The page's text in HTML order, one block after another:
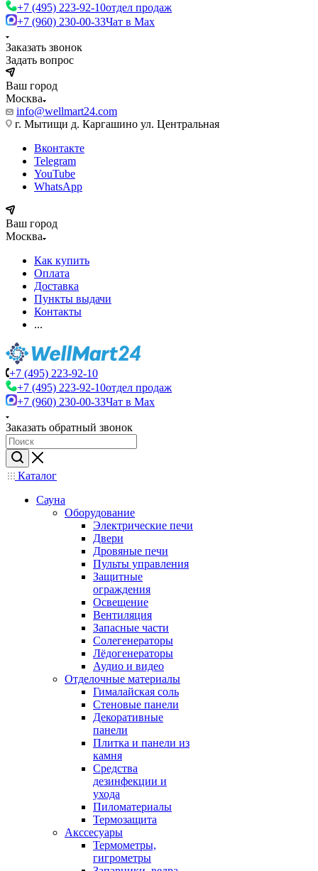
+7 (495) 223-92-10отдел продаж
+7 (960) 230-00-33Чат в Max
Заказать звонок
Задать вопрос
Ваш город
Москва
info@wellmart24.com
г. Мытищи д. Каргашино ул. Центральная
Вконтакте
Telegram
YouTube
WhatsApp
Ваш город
Москва
Как купить
Оплата
Доставка
Пункты выдачи
Контакты
...
+7 (495) 223-92-10
+7 (495) 223-92-10отдел продаж
+7 (960) 230-00-33Чат в Max
Заказать обратный звонок
Каталог
Сауна
Оборудование
Электрические печи
Двери
Дровяные печи
Пульты управления
Защитные
ограждения
Освещение
Вентиляция
Запасные части
Солегенераторы
Лёдогенераторы
Аудио и видео
Отделочные материалы
Гималайская соль
Стеновые панели
Декоративные
панели
Плитка и панели из
камня
Средства
дезинфекции и
ухода
Пиломатериалы
Термозащита
Аксcесуары
Термометры,
гигрометры